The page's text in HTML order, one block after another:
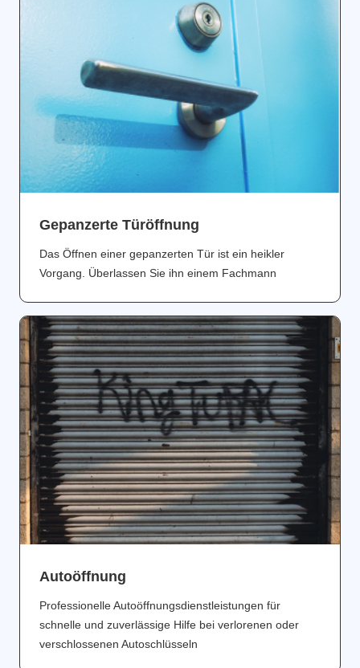
Gepanzerte Türöffnung
Das Öffnen einer gepanzerten Tür ist ein heikler
Vorgang. Überlassen Sie ihn einem Fachmann
Аutoöffnung
Professionelle Autoöffnungsdienstleistungen für
schnelle und zuverlässige Hilfe bei verlorenen oder
verschlossenen Autoschlüsseln